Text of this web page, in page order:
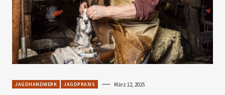
JAGDHANDWERK JAGDPRAXIS März 12, 2025